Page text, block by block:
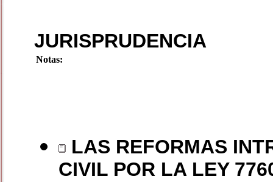
JURISPRUDENCIA
Notas:
LAS REFORMAS
CIVIL POR LA LEY